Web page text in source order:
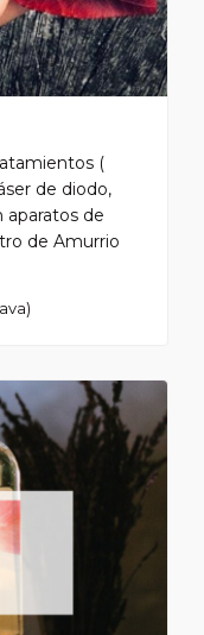
(
de diodo,
aparatos de
de Amurrio